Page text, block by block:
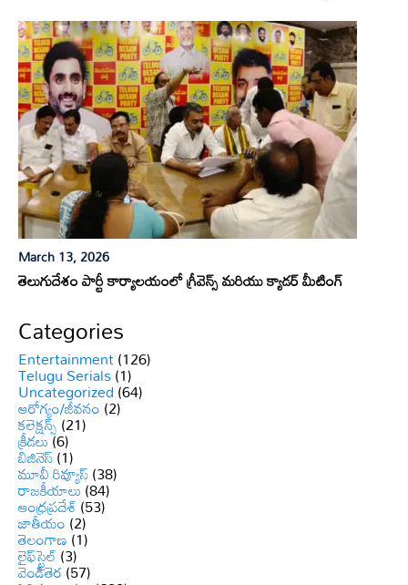
March 13, 2026
తెలుగుదేశం పార్టీ కార్యాలయంలో గ్రీవెన్స్ మరియు క్యాడర్ మీటింగ్
Categories
Entertainment(126)
Telugu Serials(1)
Uncategorized(64)
ఆరోగ్యం/జీవనం(2)
కలెక్షన్స్(21)
క్రీడలు(6)
బిజినెస్(1)
మూవీ రివ్యూస్(38)
రాజకీయాలు(84)
ఆంధ్రప్రదేశ్(53)
జాతీయం(2)
తెలంగాణ(1)
లైఫ్‌స్టైల్(3)
వెండితెర(57)